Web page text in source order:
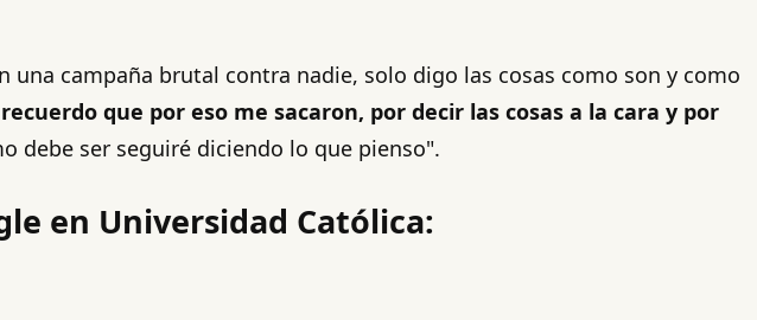
campaña brutal contra nadie, solo digo las cosas como son y como
que por eso me sacaron, por decir las cosas a la cara y por
debe ser seguiré diciendo lo que pienso".
en Universidad Católica: